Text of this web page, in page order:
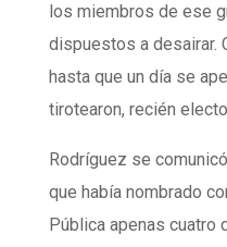
los miembros de ese
dispuestos a desairar.
hasta que un día se
tirotearon, recién
Rodríguez se
que había nombrado
Pública apenas cuatro